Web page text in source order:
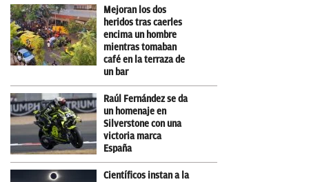
Mejoran los dos
heridos tras caerles
encima un hombre
mientras tomaban
café en la terraza de
un bar
Raúl Fernández se da
un homenaje en
Silverstone con una
victoria marca
España
Científicos instan a la